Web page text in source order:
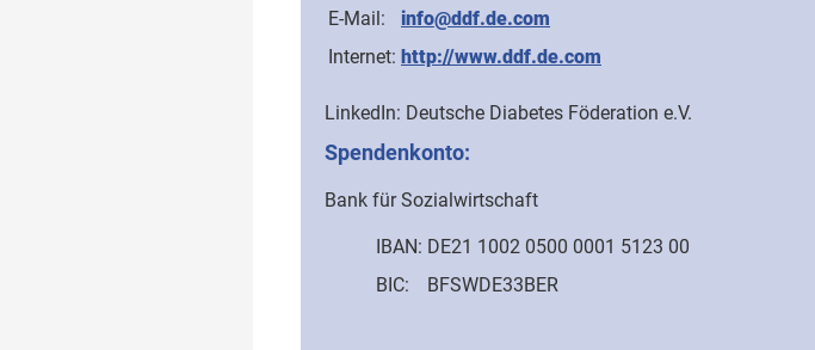
E-Mail:
info@ddf.de.com
Internet: http://www.ddf.de.com
LinkedIn: Deutsche Diabetes Föderation e.V.
Spendenkonto:
Bank für Sozialwirtschaft
IBAN: DE21 1002 0500 0001 5123 00
BIC:
BFSWDE33BER